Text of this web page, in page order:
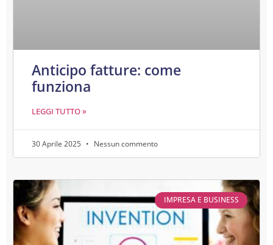
Anticipo fatture: come
funziona
LEGGI TUTTO »
30 Aprile 2025 Nessun commento
IMPRESA E BUSINESS